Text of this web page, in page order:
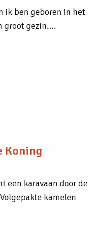
ik ben geboren in het
groot gezin.…
Koning
een karavaan door de
kamelen